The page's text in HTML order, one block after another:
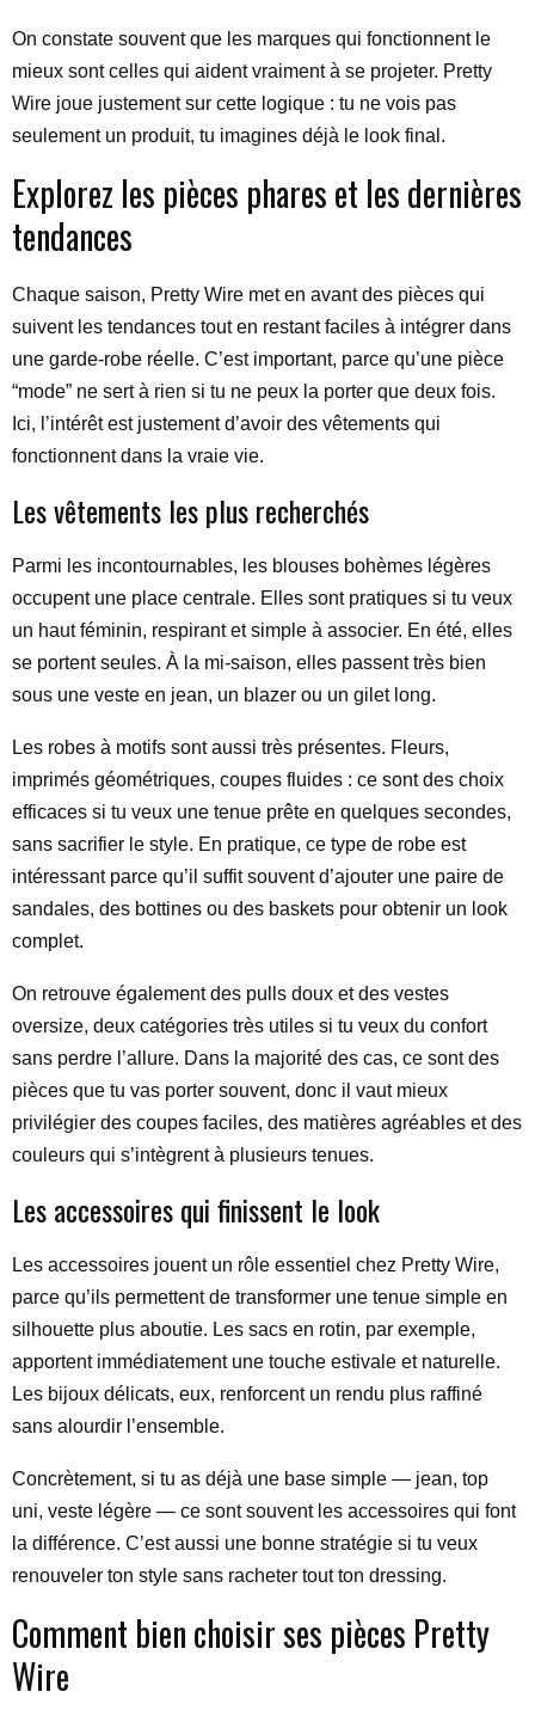
On constate souvent que les marques qui fonctionnent le
mieux sont celles qui aident vraiment à se projeter. Pretty
Wire joue justement sur cette logique : tu ne vois pas
seulement un produit, tu imagines déjà le look final.
Explorez les pièces phares et les dernières
tendances
Chaque saison, Pretty Wire met en avant des pièces qui
suivent les tendances tout en restant faciles à intégrer dans
une garde-robe réelle. C’est important, parce qu’une pièce
“mode” ne sert à rien si tu ne peux la porter que deux fois.
Ici, l’intérêt est justement d’avoir des vêtements qui
fonctionnent dans la vraie vie.
Les vêtements les plus recherchés
Parmi les incontournables, les blouses bohèmes légères
occupent une place centrale. Elles sont pratiques si tu veux
un haut féminin, respirant et simple à associer. En été, elles
se portent seules. À la mi-saison, elles passent très bien
sous une veste en jean, un blazer ou un gilet long.
Les robes à motifs sont aussi très présentes. Fleurs,
imprimés géométriques, coupes fluides : ce sont des choix
efficaces si tu veux une tenue prête en quelques secondes,
sans sacrifier le style. En pratique, ce type de robe est
intéressant parce qu’il suffit souvent d’ajouter une paire de
sandales, des bottines ou des baskets pour obtenir un look
complet.
On retrouve également des pulls doux et des vestes
oversize, deux catégories très utiles si tu veux du confort
sans perdre l’allure. Dans la majorité des cas, ce sont des
pièces que tu vas porter souvent, donc il vaut mieux
privilégier des coupes faciles, des matières agréables et des
couleurs qui s’intègrent à plusieurs tenues.
Les accessoires qui finissent le look
Les accessoires jouent un rôle essentiel chez Pretty Wire,
parce qu’ils permettent de transformer une tenue simple en
silhouette plus aboutie. Les sacs en rotin, par exemple,
apportent immédiatement une touche estivale et naturelle.
Les bijoux délicats, eux, renforcent un rendu plus raffiné
sans alourdir l’ensemble.
Concrètement, si tu as déjà une base simple — jean, top
uni, veste légère — ce sont souvent les accessoires qui font
la différence. C’est aussi une bonne stratégie si tu veux
renouveler ton style sans racheter tout ton dressing.
Comment bien choisir ses pièces Pretty
Wire